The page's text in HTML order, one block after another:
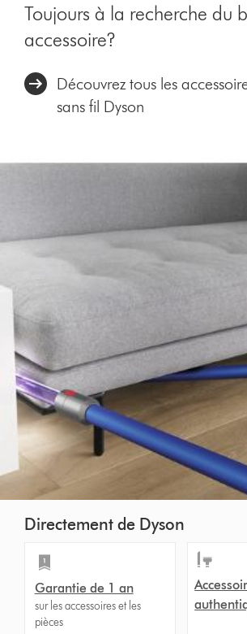
Toujours à la recherche du
accessoire?
Découvrez tous les
sans fil Dyson
Directement de Dyson
Garantie de 1 an
sur les accessoires et les
pièces